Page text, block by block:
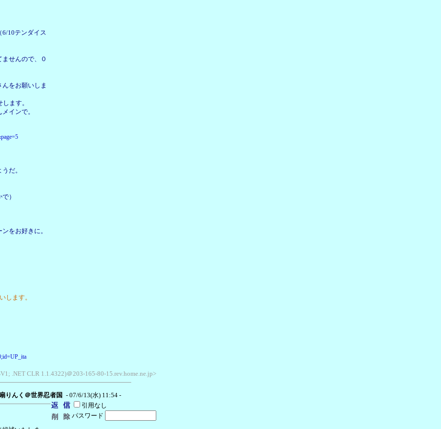
10テンダイス
せんので、０
をお願いしま
ます。
インで。
だ。
）
をお好きに。
します。
.NET CLR 1.1.4322)＠203-165-80-15.rev.home.ne.jp>
扇りんく＠世界忍者国 - 07/6/13(水) 11:54 -
引用なし
パスワード